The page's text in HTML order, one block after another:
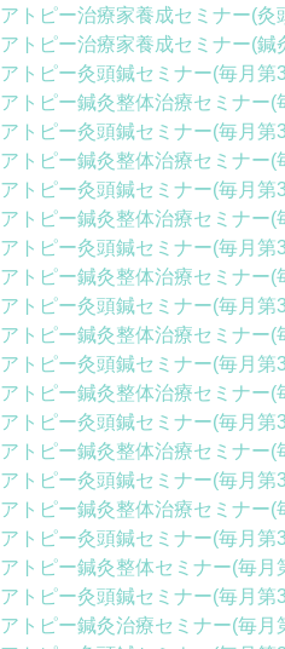
アトピー治療家養成セミナー(灸
アトピー治療家養成セミナー(鍼
アトピー灸頭鍼セミナー(毎月第
アトピー鍼灸整体治療セミナー(
アトピー灸頭鍼セミナー(毎月第
アトピー鍼灸整体治療セミナー(
アトピー灸頭鍼セミナー(毎月第
アトピー鍼灸整体治療セミナー(
アトピー灸頭鍼セミナー(毎月第
アトピー鍼灸整体治療セミナー(
アトピー灸頭鍼セミナー(毎月第
アトピー鍼灸整体治療セミナー(
アトピー灸頭鍼セミナー(毎月第
アトピー鍼灸整体治療セミナー(
アトピー灸頭鍼セミナー(毎月第
アトピー鍼灸整体治療セミナー(
アトピー灸頭鍼セミナー(毎月第
アトピー鍼灸整体治療セミナー(
アトピー灸頭鍼セミナー(毎月第
アトピー鍼灸整体セミナー(毎月
アトピー灸頭鍼セミナー(毎月第
アトピー鍼灸治療セミナー(毎月